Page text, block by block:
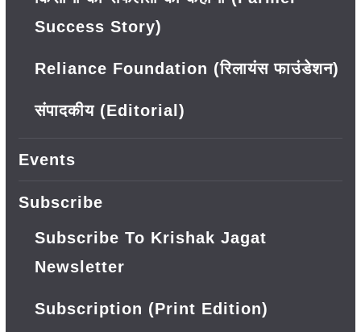
Success Story)
Reliance Foundation (रिलायंस फाउंडेशन)
संपादकीय (Editorial)
Events
Subscribe
Subscribe To Krishak Jagat
Newsletter
Subscription (Print Edition)